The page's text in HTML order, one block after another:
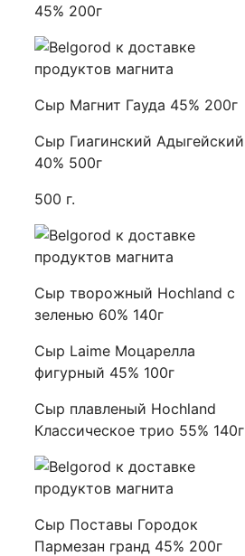
45% 200г
Сыр Магнит Гауда 45% 200г
Сыр Гиагинский Адыгейский
40% 500г
500 г.
Сыр творожный Hochland с
зеленью 60% 140г
Сыр Laime Моцарелла
фигурный 45% 100г
Сыр плавленый Hochland
Классическое трио 55% 140г
Сыр Поставы Городок
Пармезан гранд 45% 200г